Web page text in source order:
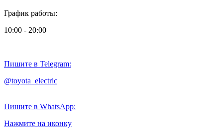
График работы:
10:00 - 20:00
Пишите в Telegram:
@toyota_electric
Пишите в WhatsApp:
Нажмите на иконку